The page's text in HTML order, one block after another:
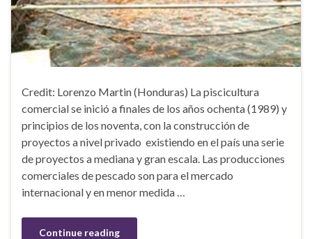
Credit: Lorenzo Martin (Honduras) La piscicultura
comercial se inició a finales de los años ochenta (1989) y
principios de los noventa, con la construcción de
proyectos a nivel privado existiendo en el país una serie
de proyectos a mediana y gran escala. Las producciones
comerciales de pescado son para el mercado
internacional y en menor medida …
Continue reading